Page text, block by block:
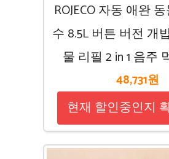
ROJECO 자동 애완
수 8.5L 버튼 버전 개
물 리필 2 in 1 음주
48,731원
현재 할인중인지